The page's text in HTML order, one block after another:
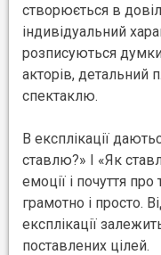
створюється в
індивідуальний
розписуються
акторів, детальний
спектаклю.
В експлікації
ставлю?» І «Як
емоції і почуття
грамотно і просто.
експлікації
поставлених цілей.